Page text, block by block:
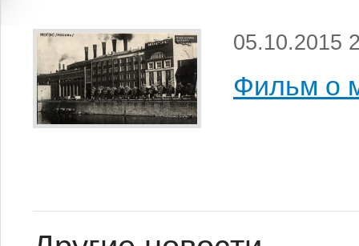
05.10.2015
Фильм о